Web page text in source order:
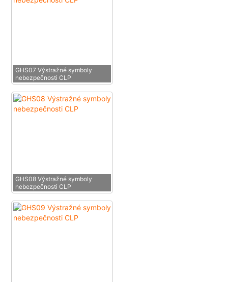
GHS07 Výstražné symboly
nebezpečnosti CLP
GHS08 Výstražné symboly
nebezpečnosti CLP